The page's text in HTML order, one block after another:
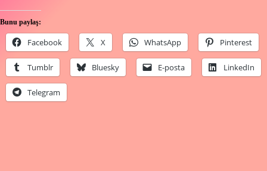
Bunu paylaş:
Facebook X WhatsApp Pinterest
Tumblr Bluesky E-posta LinkedIn
Telegram